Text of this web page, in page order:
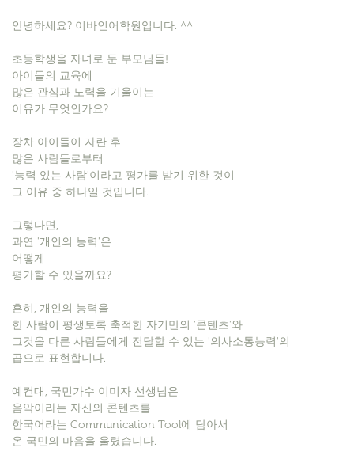
안녕하세요? 이바인어학원입니다. ^^
초등학생을 자녀로 둔 부모님들!
아이들의 교육에
많은 관심과 노력을 기울이는
이유가 무엇인가요?
장차 아이들이 자란 후
많은 사람들로부터
'능력 있는 사람'이라고 평가를 받기 위한 것이
그 이유 중 하나일 것입니다. ​
그렇다면,
과연 '개인의 능력'은
어떻게
평가할 수 있을까요?
​흔히, 개인의 능력을
한 사람이 평생토록 축적한 자기만의 '콘텐츠'와
그것을 다른 사람들에게 전달할 수 있는 '의사소통능력'의
곱으로 표현합니다.
예컨대, 국민가수 이미자 선생님은
음악이라는 자신의 콘텐츠를
한국어라는 Communication Tool에 담아서
온 국민의 마음을 울렸습니다.